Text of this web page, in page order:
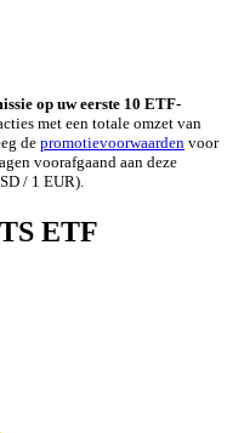
op uw eerste 10 ETF-
met een totale omzet van
de promotievoorwaarden voor
voorafgaand aan deze
/ 1 EUR).
ETF